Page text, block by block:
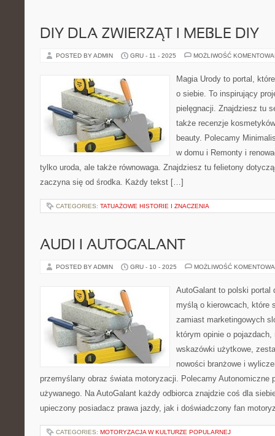
DIY DLA ZWIERZĄT I MEBLE DIY
POSTED BY ADMIN GRU - 11 - 2025 MOŻLIWOŚĆ
Magia Urody to portal,
o siebie. To inspirujący
pielęgnacji. Znajdziesz tu
także recenzje
beauty. Polecamy
w domu i Remonty i
tylko uroda, ale także równowaga. Znajdziesz tu felietony
zaczyna się od środka. Każdy tekst […]
CATEGORIES: TATUAŻOWE HISTORIE I ZNACZENIA
AUDI I AUTOGALANT
POSTED BY ADMIN GRU - 10 - 2025 MOŻLIWOŚĆ
AutoGalant to polski portal
myślą o kierowcach, które
zamiast marketingowych
którym opinie o pojazdach,
wskazówki użytkowe,
nowości branżowe i
przemyślany obraz świata motoryzacji. Polecamy Autonomiczne
używanego. Na AutoGalant każdy odbiorca znajdzie coś dla
upieczony posiadacz prawa jazdy, jak i doświadczony fan
CATEGORIES: MOTORYZACJA W KULTURZE POPULARNEJ